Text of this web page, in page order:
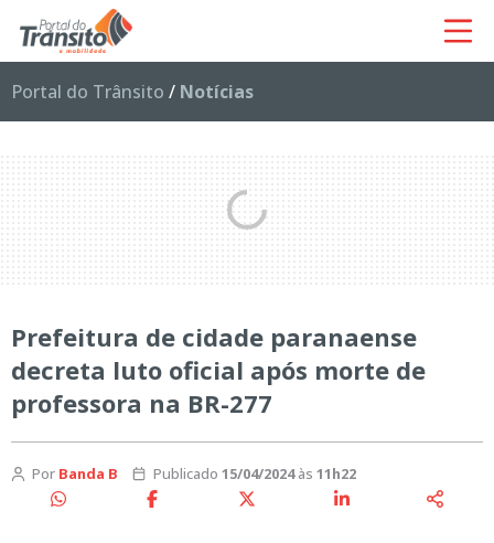
Portal do Trânsito / Notícias
Prefeitura de cidade paranaense
decreta luto oficial após morte de
professora na BR-277
Por Banda B Publicado 15/04/2024às 11h22